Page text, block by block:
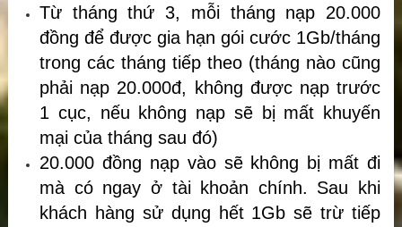
Từ tháng thứ 3, mỗi tháng nạp 20.000
đồng để được gia hạn gói cước 1Gb/tháng
trong các tháng tiếp theo (tháng nào cũng
phải nạp 20.000đ, không được nạp trước
1 cục, nếu không nạp sẽ bị mất khuyến
mại của tháng sau đó)
20.000 đồng nạp vào sẽ không bị mất đi
mà có ngay ở tài khoản chính. Sau khi
khách hàng sử dụng hết 1Gb sẽ trừ tiếp